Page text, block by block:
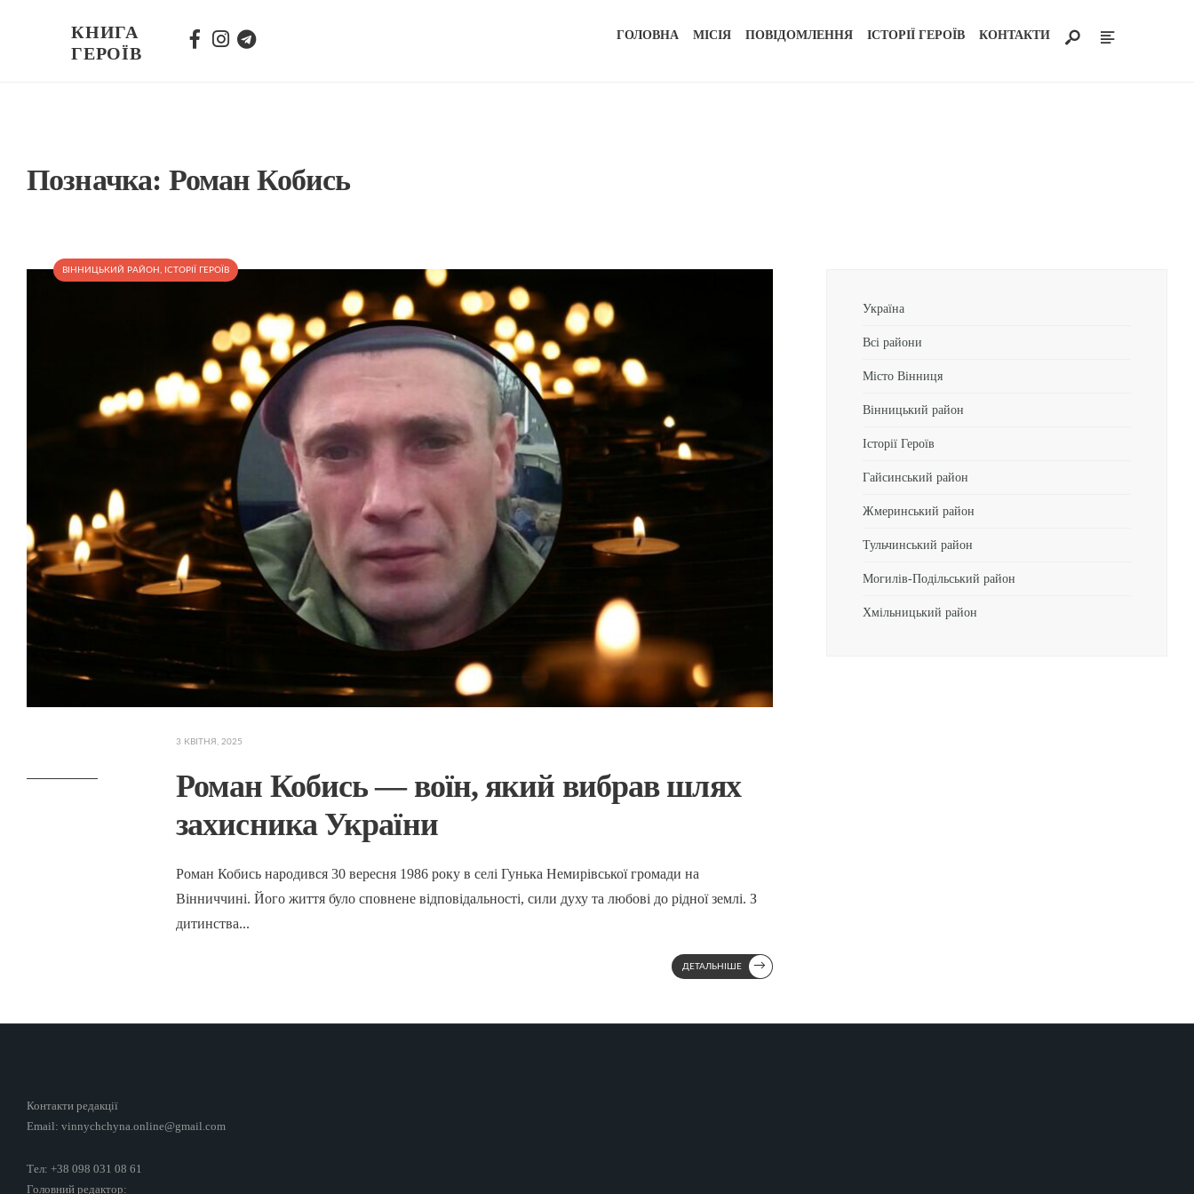
КНИГА
ГЕРОЇВ
ГОЛОВНА МІСІЯ ПОВІДОМЛЕННЯ ІСТОРІЇ ГЕРОЇВ КОНТАКТИ
Позначка: Роман Кобись
ВІННИЦЬКИЙ РАЙОН , ІСТОРІЇ ГЕРОЇВ
3 КВІТНЯ, 2025
Роман Кобись — воїн, який вибрав шлях
захисника України
Роман Кобись народився 30 вересня 1986 року в селі Гунька Немирівської громади на
Вінниччині. Його життя було сповнене відповідальності, сили духу та любові до рідної землі. З
дитинства...
ДЕТАЛЬНІШЕ →
Україна
Всі райони
Місто Вінниця
Вінницький район
Історії Героїв
Гайсинський район
Жмеринський район
Тульчинський район
Могилів-Подільський район
Хмільницький район
Контакти редакції
Email: vinnychchyna.online@gmail.com
Тел: +38 098 031 08 61
Головний редактор: